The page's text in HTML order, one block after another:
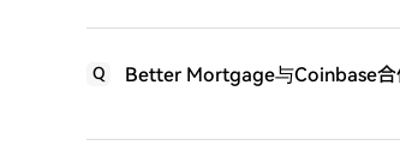
Q Better Mortgage与Coinbase合